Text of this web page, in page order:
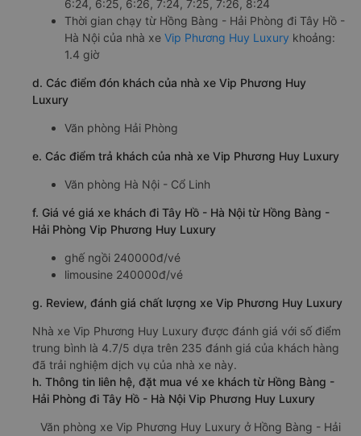
6:24, 6:25, 6:26, 7:24, 7:25, 7:26, 8:24
Thời gian chạy từ Hồng Bàng - Hải Phòng đi Tây Hồ -
Hà Nội của nhà xe Vip Phương Huy Luxury khoảng:
1.4 giờ
d. Các điểm đón khách của nhà xe Vip Phương Huy
Luxury
Văn phòng Hải Phòng
e. Các điểm trả khách của nhà xe Vip Phương Huy Luxury
Văn phòng Hà Nội - Cổ Linh
f. Giá vé giá xe khách đi Tây Hồ - Hà Nội từ Hồng Bàng -
Hải Phòng Vip Phương Huy Luxury
ghế ngồi 240000đ/vé
limousine 240000đ/vé
g. Review, đánh giá chất lượng xe Vip Phương Huy Luxury
Nhà xe Vip Phương Huy Luxury được đánh giá với số điểm
trung bình là 4.7/5 dựa trên 235 đánh giá của khách hàng
đã trải nghiệm dịch vụ của nhà xe này.
h. Thông tin liên hệ, đặt mua vé xe khách từ Hồng Bàng -
Hải Phòng đi Tây Hồ - Hà Nội Vip Phương Huy Luxury
Văn phòng xe Vip Phương Huy Luxury ở Hồng Bàng - Hải